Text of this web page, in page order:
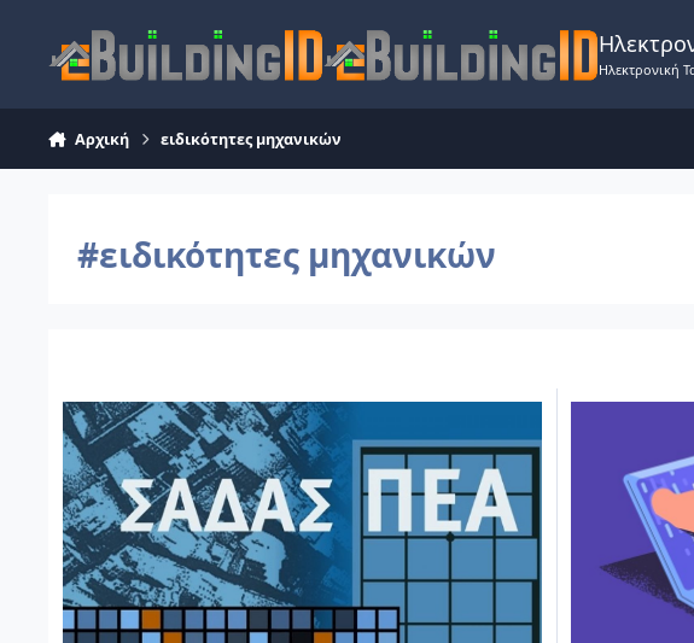
Ηλεκτρονική
Αρχική ειδικότητες μηχανικών
#ειδικότητες μηχανικών
Διευκρίνιση περί της εκπόνησης στατικών μελετών από Αρχιτέκτονες
Δικαίωμα